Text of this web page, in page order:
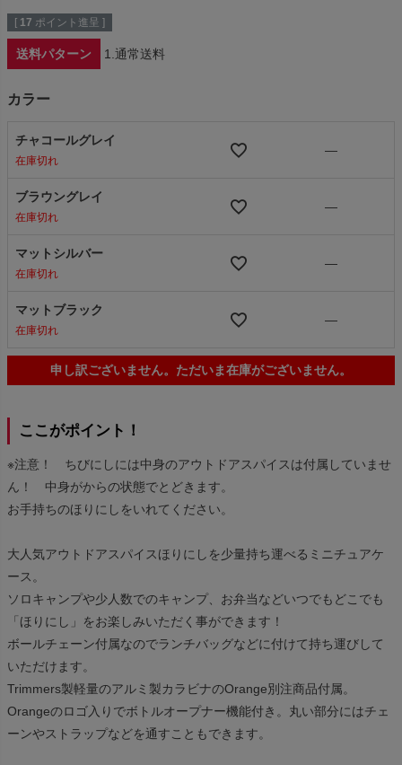
[ 17 ポイント進呈 ]
送料パターン 1.通常送料
カラー
チャコールグレイ
在庫切れ
—
ブラウングレイ
在庫切れ
—
マットシルバー
在庫切れ
—
マットブラック
在庫切れ
—
申し訳ございません。ただいま在庫がございません。
ここがポイント！
※注意！ ちびにしには中身のアウトドアスパイスは付属していませ
ん！ 中身がからの状態でとどきます。
お手持ちのほりにしをいれてください。
大人気アウトドアスパイスほりにしを少量持ち運べるミニチュアケ
ース。
ソロキャンプや少人数でのキャンプ、お弁当などいつでもどこでも
「ほりにし」をお楽しみいただく事ができます！
ボールチェーン付属なのでランチバッグなどに付けて持ち運びして
いただけます。
Trimmers製軽量のアルミ製カラビナのOrange別注商品付属。
Orangeのロゴ入りでボトルオープナー機能付き。丸い部分にはチェ
ーンやストラップなどを通すこともできます。